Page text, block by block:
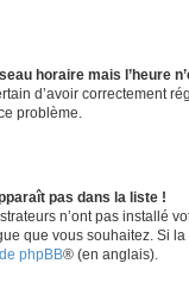
horaire mais l’heure
d’avoir correctement
problème.
pas dans la liste !
n’ont pas installé
que vous souhaitez. Si
phpBB® (en anglais).